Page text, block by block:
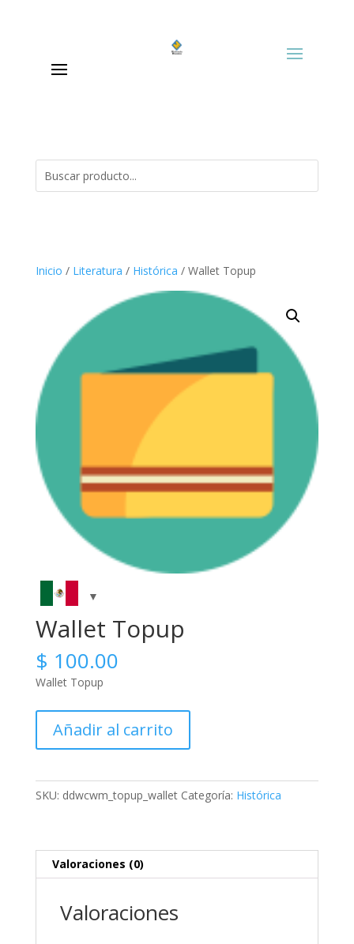
Inicio / Literatura / Histórica / Wallet Topup
Wallet Topup
$ 100.00
Wallet Topup
TopupAñadir al carrito
SKU: ddwcwm_topup_wallet Categoría: Histórica
Valoraciones (0)
Valoraciones